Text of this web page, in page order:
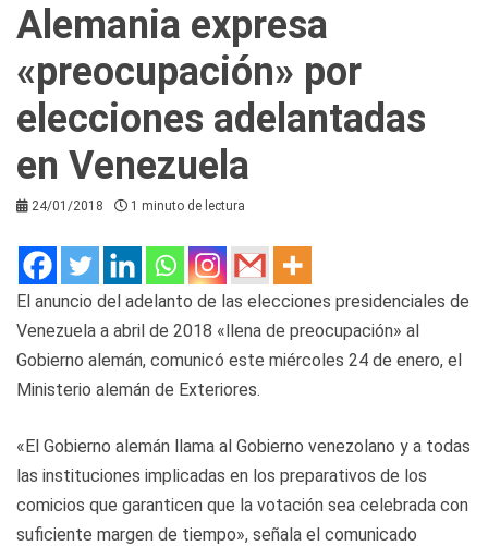
Alemania expresa
«preocupación» por
elecciones adelantadas
en Venezuela
24/01/2018 1 minuto de lectura
El anuncio del adelanto de las elecciones presidenciales de
Venezuela a abril de 2018 «llena de preocupación» al
Gobierno alemán, comunicó este miércoles 24 de enero, el
Ministerio alemán de Exteriores.
«El Gobierno alemán llama al Gobierno venezolano y a todas
las instituciones implicadas en los preparativos de los
comicios que garanticen que la votación sea celebrada con
suficiente margen de tiempo», señala el comunicado